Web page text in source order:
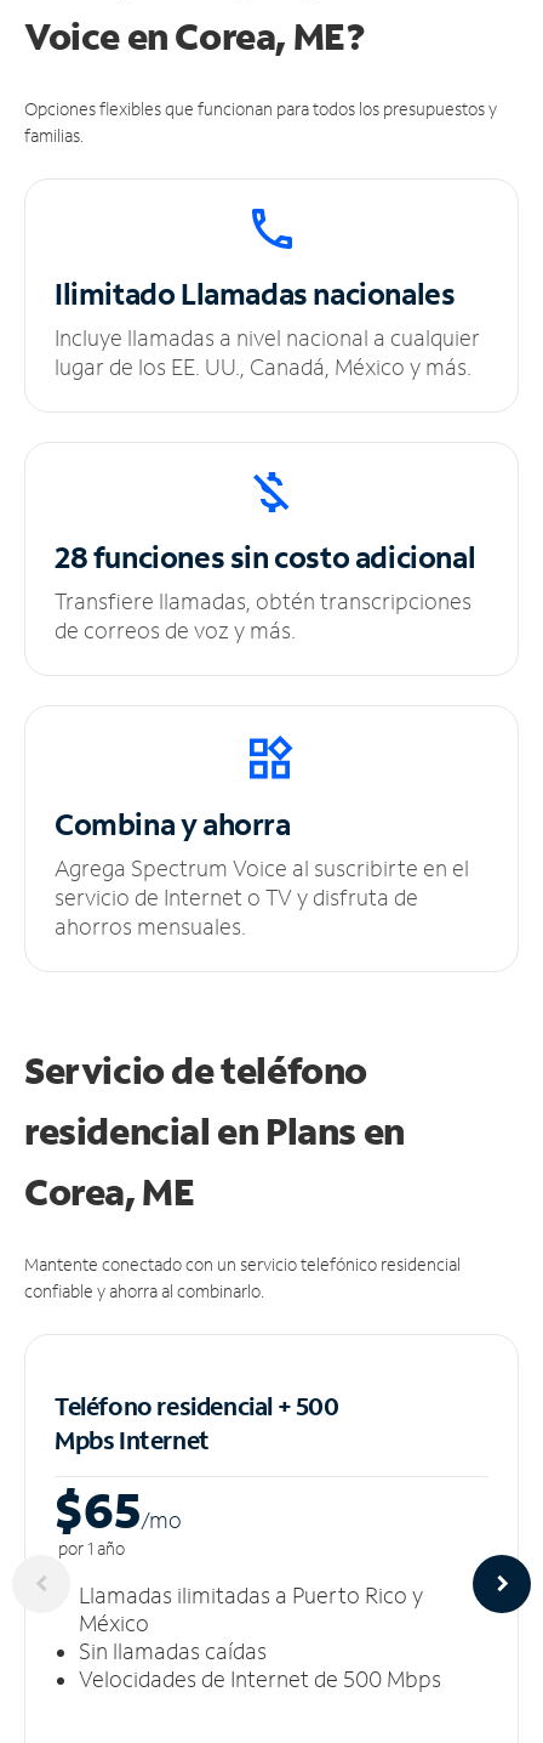
Voice en Corea, ME?
Opciones flexibles que funcionan para todos los presupuestos y
familias.
IlimitadoLlamadas nacionales
Incluye llamadas a nivel nacional a cualquier
lugar de los EE. UU., Canadá, México y más.
28 funciones sincosto adicional
Transfiere llamadas, obtén transcripciones
de correos de voz y más.
Combina y ahorra
Agrega Spectrum Voice al suscribirte en el
servicio de Internet o TV y disfruta de
ahorros mensuales.
Servicio de teléfono
residencial en Plans en
Corea, ME
Mantente conectado con un servicio telefónico residencial
confiable y ahorra al combinarlo.
Teléfono residencial + 500
MpbsInternet
$65/mo
por 1 año
Llamadas ilimitadas a Puerto Rico y
México
Sin llamadas caídas
Velocidades de Internet de 500 Mbps